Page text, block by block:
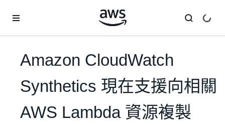
Amazon CloudWatch
Synthetics 現在支援向相關
AWS Lambda 資源複製